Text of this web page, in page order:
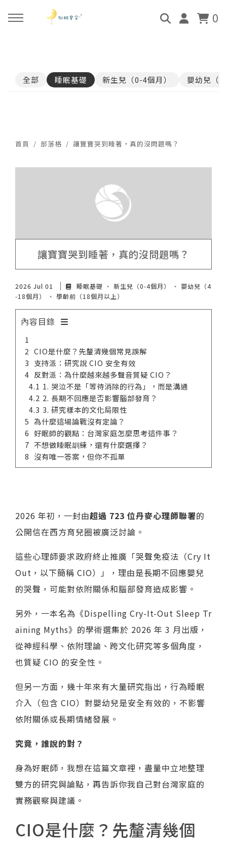
0
關於好眠師
好眠師服務
好眠寶寶 X 企業合作
好眠師認證班
畢業顧問
諮詢服務
0-4個月
4個月-3歲
好眠學苑
學苑評價
全部 睡眠基礎 新生兒（0-4個月） 嬰幼兒（
首頁 部落格 讓寶寶哭到睡著，真的沒問題嗎？
讓寶寶哭到睡著，真的沒問題嗎？
2026 Jul 01 睡眠基礎 新生兒（0-4個月）
嬰幼兒（4
-18個月）
學齡前（18個月以上）
內容目錄
CIO是什麼？先釐清幾個常見誤解
支持派：研究說 CIO 安全有效
反對派：為什麼越來越多聲音質疑 CIO？
1. 哭泣不是「等待消除的行為」，而是溝通
2. 長期不回應是否影響腦部發育？
3. 研究樣本的文化局限性
為什麼這場論戰沒有定論？
好眠師的觀點：台灣家庭怎麼思考這件事？
不想做睡眠訓練，還有什麼選擇？
沒有唯一答案，但你不孤單
2026 年初，一封由超過 723 位丹麥心理師聯署的
公開信在西方育兒圈被廣泛討論。
這些心理師要求政府終止推廣「哭聲免疫法（Cry It
Out，以下簡稱 CIO）」，理由是長期不回應嬰兒
的哭聲，可能對依附關係和腦部發育造成影響。
另外，一本名為《Dispelling Cry-It-Out Sleep Tr
aining Myths》的學術選集於 2026 年 3 月出版，
從神經科學、依附理論、跨文化研究等多個角度，
也質疑 CIO 的安全性。
但另一方面，幾十年來有大量研究指出，行為睡眠
介入（包含 CIO）對嬰幼兒是安全有效的，不影響
依附關係或長期情緒發展。
究竟，誰說的對？
身為好眠師，我想在這篇文章裡，盡量中立地整理
雙方的研究與論點，再告訴你我自己對台灣家庭的
實務觀察與建議。
CIO是什麼？先釐清幾個